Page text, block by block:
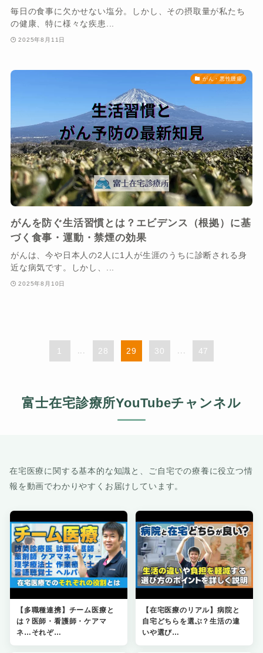
毎日の食事に欠かせない塩分。しかし、その摂取量が私たち
の健康、特に様々な疾患...
2025年8月11日
がん・悪性腫瘍
がんを防ぐ生活習慣とは？エビデンス（根拠）に基
づく食事・運動・禁煙の効果
がんは、今や日本人の2人に1人が生涯のうちに診断される身
近な病気です。しかし、...
2025年8月10日
1 28 29 30 47
富士在宅診療所YouTubeチャンネル
在宅医療に関する基本的な知識と、ご自宅での療養に役立つ情
報を動画でわかりやすくお届けしています。
【多職種連携】チーム医療と
は？医師・看護師・ケアマ
ネ…それぞ…
【在宅医療のリアル】病院と
自宅どちらを選ぶ？生活の違
いや選び…